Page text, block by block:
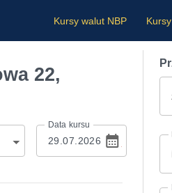
Kursy walut NBP
22,
Data kursu